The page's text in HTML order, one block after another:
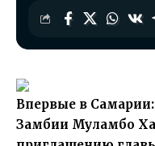
Впервые в
Замбии Муламбо